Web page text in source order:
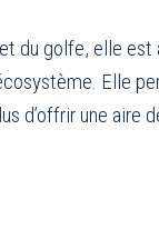
du golfe, elle
Elle
d’offrir une aire